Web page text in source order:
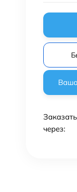
Заказать
через: